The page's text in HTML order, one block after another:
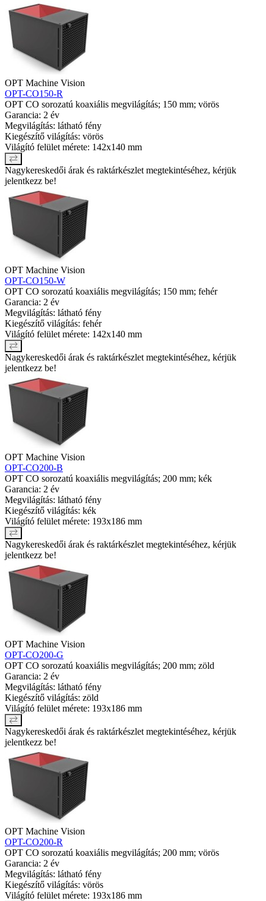
OPT Machine Vision
OPT-CO150-R
OPT CO sorozatú koaxiális megvilágítás; 150 mm; vörös
Garancia: 2 év
Megvilágítás: látható fény
Kiegészítő világítás: vörös
Világító felület mérete: 142x140 mm
Nagykereskedői árak és raktárkészlet megtekintéséhez, kérjük
jelentkezz be!
OPT Machine Vision
OPT-CO150-W
OPT CO sorozatú koaxiális megvilágítás; 150 mm; fehér
Garancia: 2 év
Megvilágítás: látható fény
Kiegészítő világítás: fehér
Világító felület mérete: 142x140 mm
Nagykereskedői árak és raktárkészlet megtekintéséhez, kérjük
jelentkezz be!
OPT Machine Vision
OPT-CO200-B
OPT CO sorozatú koaxiális megvilágítás; 200 mm; kék
Garancia: 2 év
Megvilágítás: látható fény
Kiegészítő világítás: kék
Világító felület mérete: 193x186 mm
Nagykereskedői árak és raktárkészlet megtekintéséhez, kérjük
jelentkezz be!
OPT Machine Vision
OPT-CO200-G
OPT CO sorozatú koaxiális megvilágítás; 200 mm; zöld
Garancia: 2 év
Megvilágítás: látható fény
Kiegészítő világítás: zöld
Világító felület mérete: 193x186 mm
Nagykereskedői árak és raktárkészlet megtekintéséhez, kérjük
jelentkezz be!
OPT Machine Vision
OPT-CO200-R
OPT CO sorozatú koaxiális megvilágítás; 200 mm; vörös
Garancia: 2 év
Megvilágítás: látható fény
Kiegészítő világítás: vörös
Világító felület mérete: 193x186 mm